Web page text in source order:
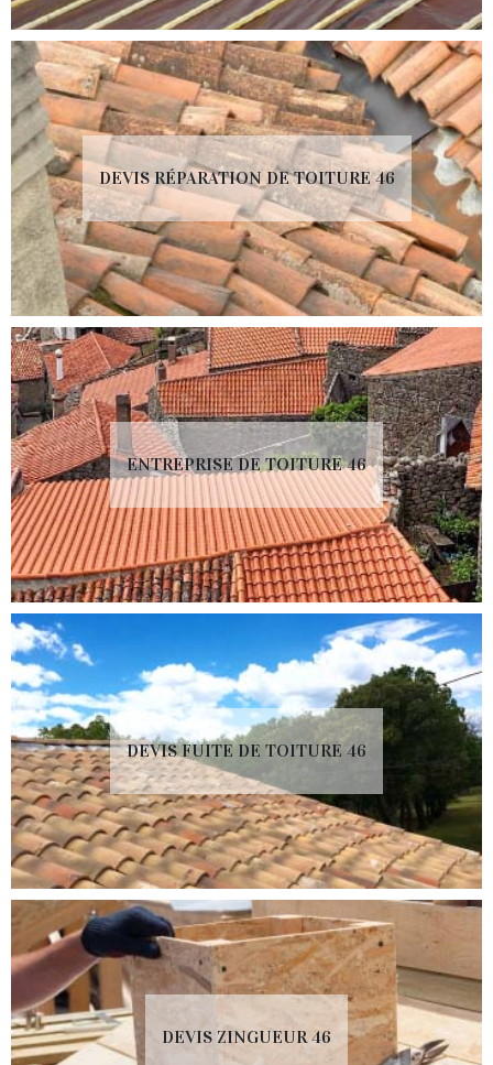
DEVIS RÉPARATION DE TOITURE 46
ENTREPRISE DE TOITURE 46
DEVIS FUITE DE TOITURE 46
DEVIS ZINGUEUR 46